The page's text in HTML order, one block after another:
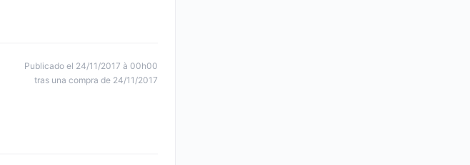
Publicado el 24/11/2017 à 00h00
tras una compra de 24/11/2017